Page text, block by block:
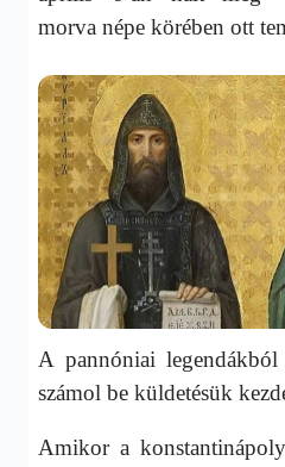
morva népe körében ott
A pannóniai
számol be küldetésük
Amikor a